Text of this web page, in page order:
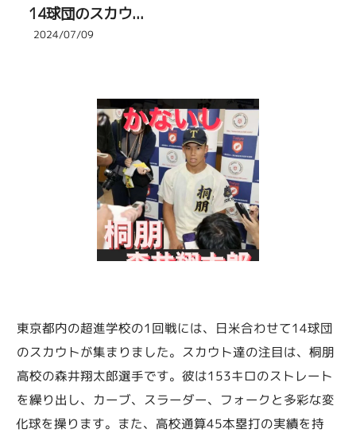
14球団のスカウ...
2024/07/09
東京都内の超進学校の1回戦には、日米合わせて14球団
のスカウトが集まりました。スカウト達の注目は、桐朋
高校の森井翔太郎選手です。彼は153キロのストレート
を繰り出し、カーブ、スラーダー、フォークと多彩な変
化球を操ります。また、高校通算45本塁打の実績を持